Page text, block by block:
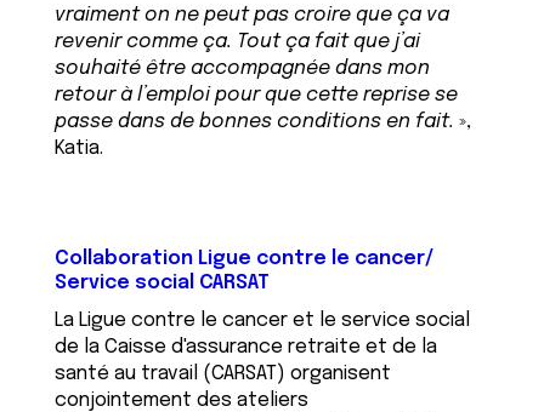
vraiment on ne peut pas croire que ça va
revenir comme ça. Tout ça fait que j’ai
souhaité être accompagnée dans mon
retour à l’emploi pour que cette reprise se
passe dans de bonnes conditions en fait. »,
Katia.
Collaboration Ligue contre le cancer/
Service social CARSAT
La Ligue contre le cancer et le service social
de la Caisse d'assurance retraite et de la
santé au travail (CARSAT) organisent
conjointement des ateliers